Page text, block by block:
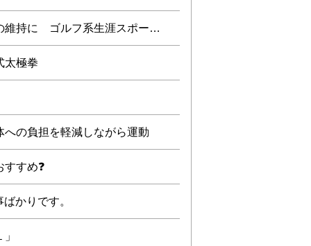
健康に加えて、思考力、記憶力の維持に ゴルフ系生涯スポーツをご紹介します
太極拳
の負担を軽減しながら運動
すめ❓
かりです。